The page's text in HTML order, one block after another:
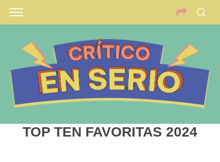
TOP TEN FAVORITAS 2024